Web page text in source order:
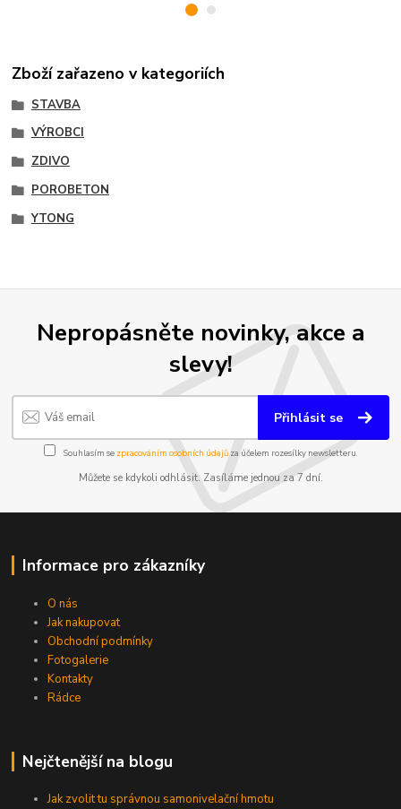
Zboží zařazeno v kategoriích
STAVBA
VÝROBCI
ZDIVO
POROBETON
YTONG
Nepropásněte novinky, akce a
slevy!
Přihlásit se
Souhlasím se zpracováním osobních údajůza účelem rozesílky newsletteru.
Můžete se kdykoli odhlásit. Zasíláme jednou za 7 dní.
Informace pro zákazníky
O nás
Jak nakupovat
Obchodní podmínky
Fotogalerie
Kontakty
Rádce
Nejčtenější na blogu
Jak zvolit tu správnou samonivelační hmotu